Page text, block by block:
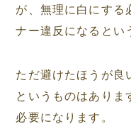
が、無理に白にする
ナー違反になるとい
ただ避けたほうが良
というものはありま
必要になります。